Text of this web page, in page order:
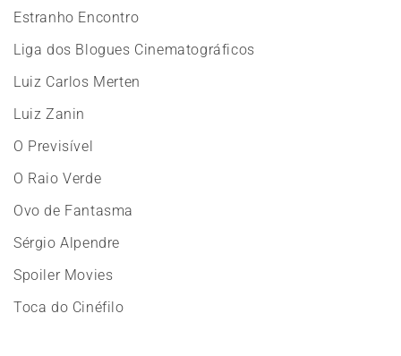
Estranho Encontro
Liga dos Blogues Cinematográficos
Luiz Carlos Merten
Luiz Zanin
O Previsível
O Raio Verde
Ovo de Fantasma
Sérgio Alpendre
Spoiler Movies
Toca do Cinéfilo